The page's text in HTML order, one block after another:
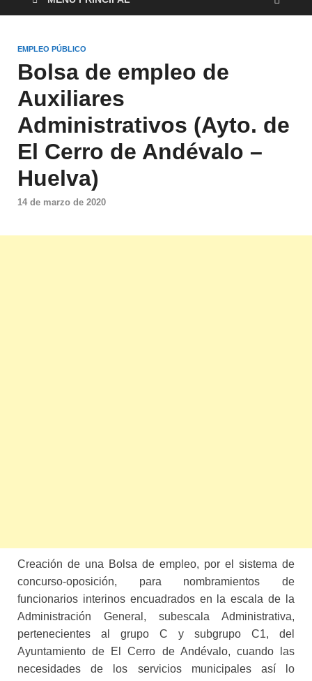
EMPLEO PÚBLICO
Bolsa de empleo de
Auxiliares
Administrativos (Ayto. de
El Cerro de Andévalo –
Huelva)
14 de marzo de 2020
Creación de una Bolsa de empleo, por el sistema de
concurso-oposición, para nombramientos de
funcionarios interinos encuadrados en la escala de la
Administración General, subescala Administrativa,
pertenecientes al grupo C y subgrupo C1, del
Ayuntamiento de El Cerro de Andévalo, cuando las
necesidades de los servicios municipales así lo